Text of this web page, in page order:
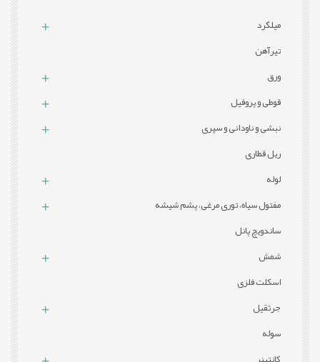
میلگرد
تيرآهن
ورق
قوطی و پروفيل
نبشی و ناودانی و سپری
ریل قطاری
لوله
مفتول سیاه، توری مرغی، پشم شیشه
ساندویچ پانل
شمش
اسکلت فلزی
جرثقیل
سوله